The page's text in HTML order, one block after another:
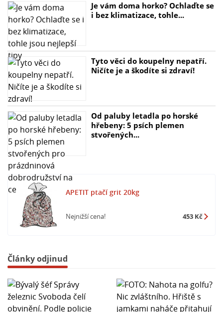
Je vám doma horko? Ochlaďte se
i bez klimatizace, tohle...
Tyto věci do koupelny nepatří.
Ničíte je a škodíte si zdraví!
Od paluby letadla po horské
hřebeny: 5 psích plemen
stvořených...
APETIT ptačí grit 20kg
Nejnižší cena! 453 Kč
Články odjinud